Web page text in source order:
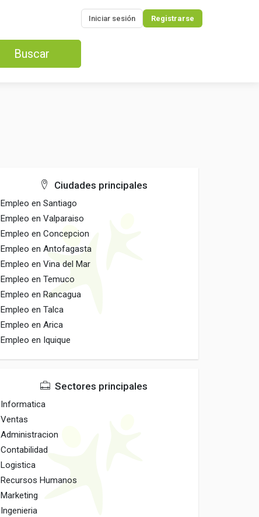
Iniciar sesión Registrarse
Buscar
Ciudades principales
Empleo en Santiago
Empleo en Valparaiso
Empleo en Concepcion
Empleo en Antofagasta
Empleo en Vina del Mar
Empleo en Temuco
Empleo en Rancagua
Empleo en Talca
Empleo en Arica
Empleo en Iquique
Sectores principales
Informatica
Ventas
Administracion
Contabilidad
Logistica
Recursos Humanos
Marketing
Ingenieria